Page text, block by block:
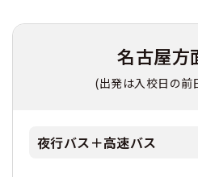
名古屋方
(出発は入校日の前
夜行バス＋高速バス